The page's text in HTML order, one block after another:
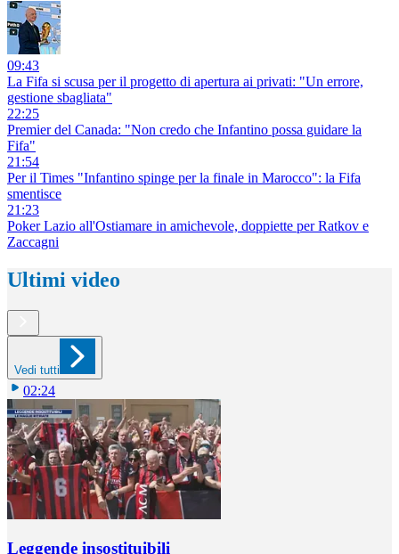
09:43
La Fifa si scusa per il progetto di apertura ai privati: "Un errore,
gestione sbagliata"
22:25
Premier del Canada: "Non credo che Infantino possa guidare la
Fifa"
21:54
Per il Times "Infantino spinge per la finale in Marocco": la Fifa
smentisce
21:23
Poker Lazio all'Ostiamare in amichevole, doppiette per Ratkov e
Zaccagni
Ultimi video
Vedi tutti
02:24
Leggende insostituibili